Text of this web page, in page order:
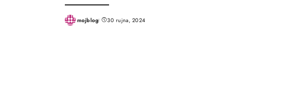
Postedmojblog 30 rujna, 2024